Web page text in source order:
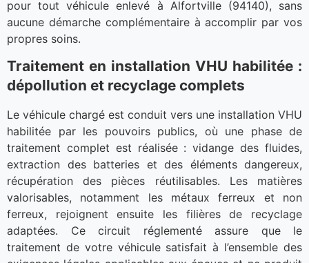
pour tout véhicule enlevé à Alfortville (94140), sans
aucune démarche complémentaire à accomplir par vos
propres soins.
Traitement en installation VHU habilitée :
dépollution et recyclage complets
Le véhicule chargé est conduit vers une installation VHU
habilitée par les pouvoirs publics, où une phase de
traitement complet est réalisée : vidange des fluides,
extraction des batteries et des éléments dangereux,
récupération des pièces réutilisables. Les matières
valorisables, notamment les métaux ferreux et non
ferreux, rejoignent ensuite les filières de recyclage
adaptées. Ce circuit réglementé assure que le
traitement de votre véhicule satisfait à l’ensemble des